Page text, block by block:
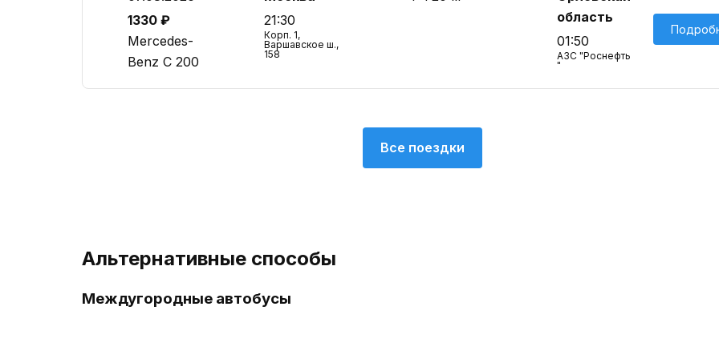
1330 ₽
Mercedes-
Benz C 200
21:30
Корп. 1,
Варшавское ш.,
158
область
01:50
АЗС "Роснефть
"
Все поездки
Альтернативные способы
Междугородные автобусы